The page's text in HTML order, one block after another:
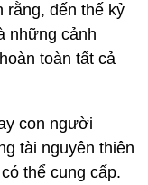
rằng, đến thế kỷ
những cảnh
toàn tất cả
con người
tài nguyên thiên
thể cung cấp.